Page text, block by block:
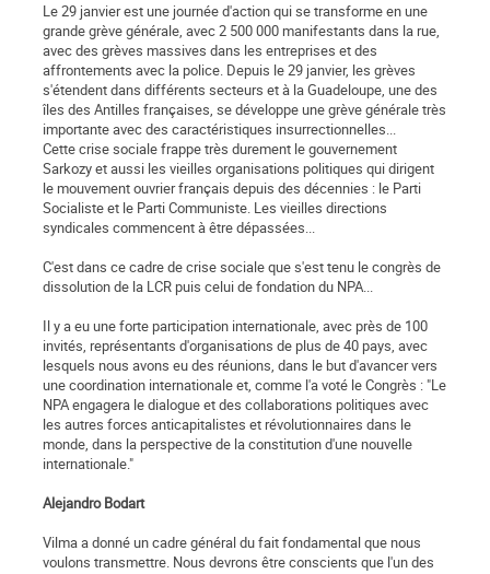
Le 29 janvier est une journée d'action qui se transforme en une
grande grève générale, avec 2 500 000 manifestants dans la rue,
avec des grèves massives dans les entreprises et des
affrontements avec la police. Depuis le 29 janvier, les grèves
s'étendent dans différents secteurs et à la Guadeloupe, une des
îles des Antilles françaises, se développe une grève générale très
importante avec des caractéristiques insurrectionnelles...
Cette crise sociale frappe très durement le gouvernement
Sarkozy et aussi les vieilles organisations politiques qui dirigent
le mouvement ouvrier français depuis des décennies : le Parti
Socialiste et le Parti Communiste. Les vieilles directions
syndicales commencent à être dépassées...
C'est dans ce cadre de crise sociale que s'est tenu le congrès de
dissolution de la LCR puis celui de fondation du NPA...
Il y a eu une forte participation internationale, avec près de 100
invités, représentants d'organisations de plus de 40 pays, avec
lesquels nous avons eu des réunions, dans le but d'avancer vers
une coordination internationale et, comme l'a voté le Congrès : "Le
NPA engagera le dialogue et des collaborations politiques avec
les autres forces anticapitalistes et révolutionnaires dans le
monde, dans la perspective de la constitution d'une nouvelle
internationale."
Alejandro Bodart
Vilma a donné un cadre général du fait fondamental que nous
voulons transmettre. Nous devrons être conscients que l'un des